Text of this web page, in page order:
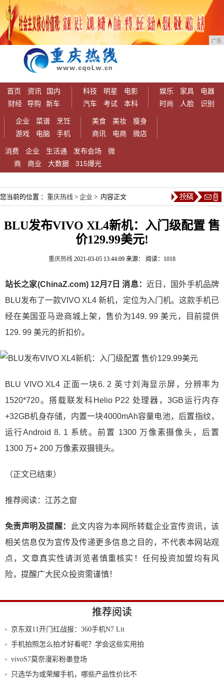
广告
首页 资讯
国内
财经
导购 新车
科技 明星
电影
汽车
考试 本科
娱乐 家具
电器
时尚
人脸 识别
企业 菜谱
烹饪
游戏
电脑 手机
美食 美妆
瘦身
商讯
电商 微店
消费 企业 生活通 发布会场
微
商
商业 大数据 315爆光
您当前的位置 ： 重庆热线 > 企业 > 内容正文
BLU发布VIVO XL4新机：入门级配置 售
价129.99美元!
重庆热线 2021-03-05 13:44:09 来源： 阅读：1018
站长之家(ChinaZ.com) 12月7日 消息： 近日，国外手机品牌
BLU发布了一款VIVO XL4 新机，定位为入门机。这款手机已
经在美国亚马逊商城上架，售价为149. 99 美元，目前提供
129. 99 美元的折扣价。
BLU VIVO XL4 正面一块6. 2 英寸刘海显示屏，分辨率为
1520*720。搭载联发科Helio P22 处理器，3GB运行内存
+32GB机身存储，内置一块4000mAh容量电池，后置指纹，
运行Android 8. 1 系统。前置 1300 万像素摄像头，后置
1300 万+ 200 万像素双摄镜头。
（正文已结束）
推荐阅读： 江苏之窗
免责声明及提醒：
此文内容为本网所转载企业宣传资讯，该
相关信息仅为宣传及传递更多信息之目的，不代表本网站观
点，文章真实性请浏览者慎重核实！任何投资加盟均有风
险，提醒广大民众投资需谨慎！
推荐阅读
京东双11开门红战报：360手机N7 Lit
手机拍照怎么拍才好看呢？学会这些实用拍
照技巧
vivoS7莫奈漫彩粉墨登场
只选华为或荣耀手机，哪些产品性价比不